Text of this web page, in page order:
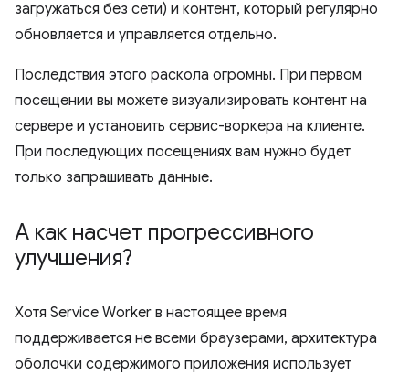
загружаться без сети) и контент, который регулярно
обновляется и управляется отдельно.
Последствия этого раскола огромны. При первом
посещении вы можете визуализировать контент на
сервере и установить сервис-воркера на клиенте.
При последующих посещениях вам нужно будет
только запрашивать данные.
А как насчет прогрессивного
улучшения?
Хотя Service Worker в настоящее время
поддерживается не всеми браузерами, архитектура
оболочки содержимого приложения использует